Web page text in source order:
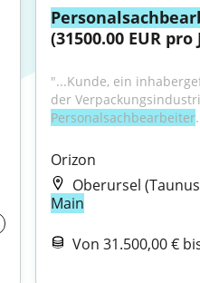
(31500.00 EUR pro
"...Kunde, ein
Personalsachbearbeiter
Orizon
Oberursel
Main
Von 31.500,00 €